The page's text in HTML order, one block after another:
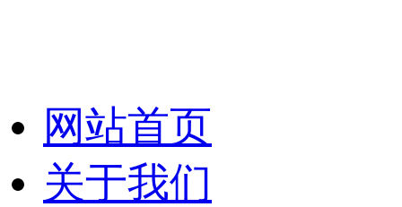
网站首页
关于我们